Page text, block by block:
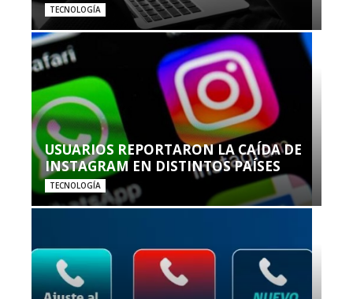
TECNOLOGÍA
USUARIOS REPORTARON LA CAÍDA DE
INSTAGRAM EN DISTINTOS PAÍSES
TECNOLOGÍA